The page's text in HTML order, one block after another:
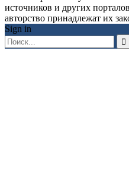
источников и других
авторство принадлежат их
Sign in